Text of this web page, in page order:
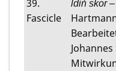
39.
Fascicle
ldiṅ skor